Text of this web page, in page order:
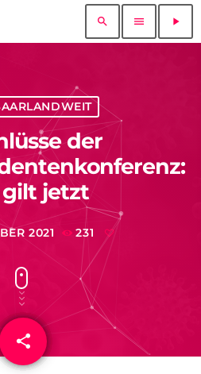
search menu play_arrow
der
gilt jetzt
2021 231
share
email